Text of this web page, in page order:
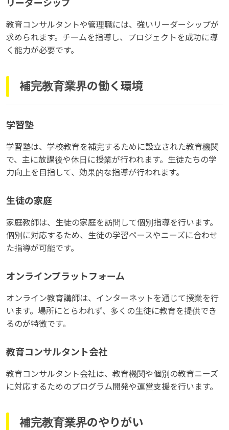
リーダーシップ
教育コンサルタントや管理職には、強いリーダーシップが
求められます。チームを指導し、プロジェクトを成功に導
く能力が必要です。
補完教育業界の働く環境
学習塾
学習塾は、学校教育を補完するために設立された教育機関
で、主に放課後や休日に授業が行われます。生徒たちの学
力向上を目指して、効果的な指導が行われます。
生徒の家庭
家庭教師は、生徒の家庭を訪問して個別指導を行います。
個別に対応するため、生徒の学習ペースやニーズに合わせ
た指導が可能です。
オンラインプラットフォーム
オンライン教育講師は、インターネットを通じて授業を行
います。場所にとらわれず、多くの生徒に教育を提供でき
るのが特徴です。
教育コンサルタント会社
教育コンサルタント会社は、教育機関や個別の教育ニーズ
に対応するためのプログラム開発や運営支援を行います。
補完教育業界のやりがい